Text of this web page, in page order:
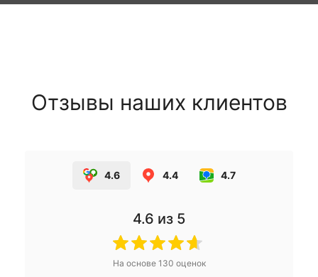
Отзывы наших клиентов
4.6 4.4 4.7
4.6 из 5
На основе 130 оценок